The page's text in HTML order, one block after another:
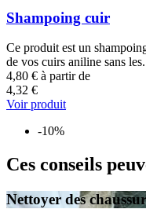
Shampoing cuir
Ce produit est un
de vos cuirs aniline sans
4,80 € à partir de
4,32 €
Voir produit
-10%
Ces conseils
Nettoyer des